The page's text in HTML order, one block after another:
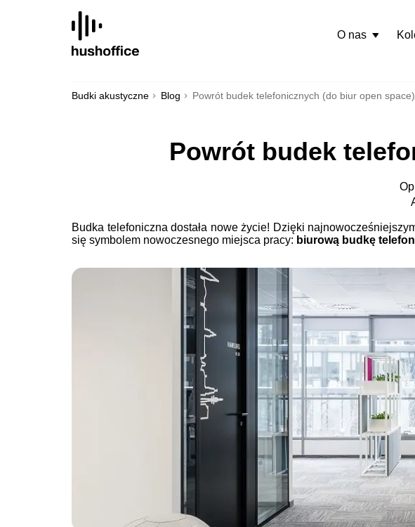
O nas
Budki akustyczne Blog Powrót budek telefonicznych (do biur open space)
Powrót budek
Budka telefoniczna dostała nowe życie! Dzięki
się symbolem nowoczesnego miejsca pracy: biurową budkę